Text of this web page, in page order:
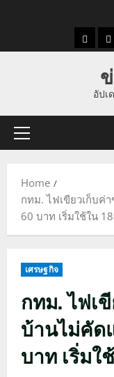
ราคา
แ
อัป
Primary
Home
กทม. ไฟเขียวเก็บค่
60 บาท เริ่มใช้ใน
เศรษฐกิจ
กทม. ไฟเ
บ้านไม่คัด
บาท เริ่มใ